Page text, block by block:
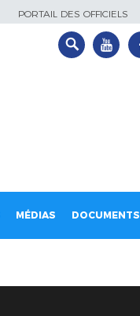
PORTAIL DES OFFICIELS
MÉDIAS DOCUMENTS